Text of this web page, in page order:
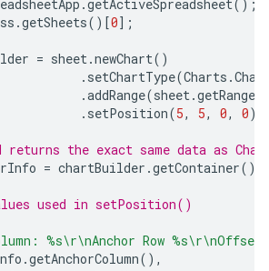
.getActiveSpreadsheet();
ss .getSheets()[0];
= sheet.newChart()
. setChartType(Charts .
.addRange(sheet.getRange
. setPosition(5, 5, 0, 0);
returns the exact same data as
= chartBuilder .getContainer();
used in setPosition()
%s\r\nAnchor Row
.getAnchorColumn(),